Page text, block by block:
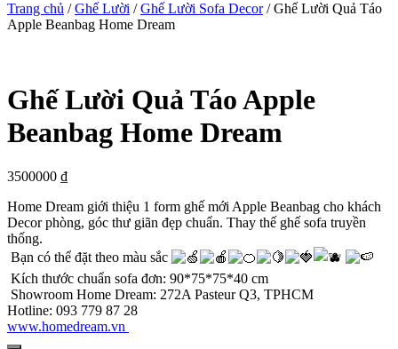
Trang chủ /Ghế Lười /Ghế Lười Sofa Decor/ Ghế Lười Quả Táo
Apple Beanbag Home Dream
Ghế Lười Quả Táo Apple
Beanbag Home Dream
3500000 ₫
Home Dream giới thiệu 1 form ghế mới Apple Beanbag cho khách
Decor phòng, góc thư giãn đẹp chuẩn. Thay thế ghế sofa truyền
thống.
Bạn có thể đặt theo màu sắc
Kích thước chuẩn sofa đơn: 90*75*75*40 cm
Showroom Home Dream: 272A Pasteur Q3, TPHCM
Hotline: 093 779 87 28
www.homedream.vn